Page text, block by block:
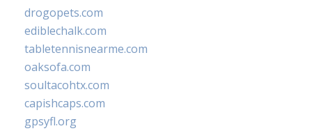
drogopets.com
ediblechalk.com
tabletennisnearme.com
oaksofa.com
soultacohtx.com
capishcaps.com
gpsyfl.org